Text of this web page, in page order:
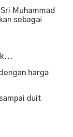
Muhammad
sebagai
harga
duit